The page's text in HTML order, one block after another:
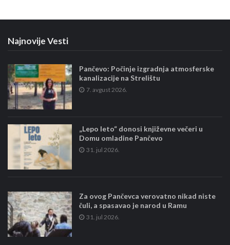
Najnovije Vesti
Pančevo: Počinje izgradnja atmosferske
kanalizacije na Strelištu
7. avgust 2026.
„Lepo leto“ donosi književne večeri u
Domu omladine Pančevo
31. jul 2026.
Za ovog Pančevca verovatno nikad niste
čuli, a spasavao je narod u Ramu
31. jul 2026.